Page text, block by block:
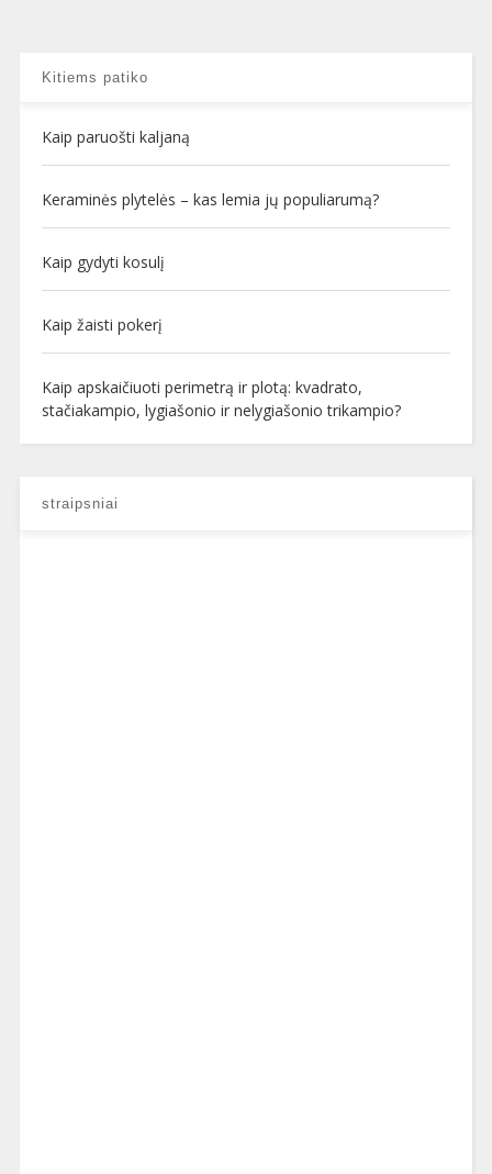
Kitiems patiko
Kaip paruošti kaljaną
Keraminės plytelės – kas lemia jų populiarumą?
Kaip gydyti kosulį
Kaip žaisti pokerį
Kaip apskaičiuoti perimetrą ir plotą: kvadrato,
stačiakampio, lygiašonio ir nelygiašonio trikampio?
straipsniai